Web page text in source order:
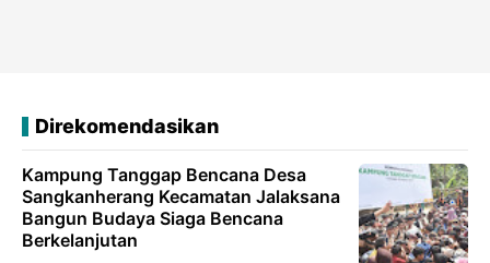
Direkomendasikan
Kampung Tanggap Bencana Desa
Sangkanherang Kecamatan Jalaksana
Bangun Budaya Siaga Bencana
Berkelanjutan